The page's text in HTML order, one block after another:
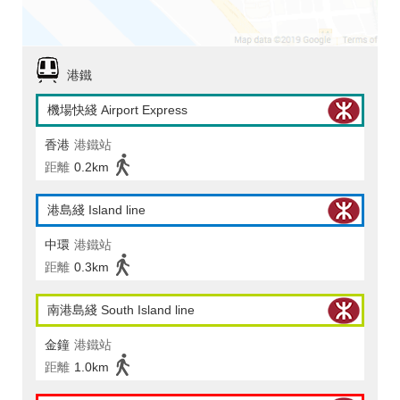
港鐵
機場快綫 Airport Express
香港 港鐵站
距離 0.2km
港島綫 Island line
中環 港鐵站
距離 0.3km
南港島綫 South Island line
金鐘 港鐵站
距離 1.0km